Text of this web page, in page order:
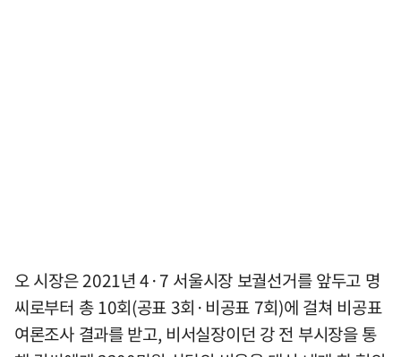
오 시장은 2021년 4·7 서울시장 보궐선거를 앞두고 명
씨로부터 총 10회(공표 3회·비공표 7회)에 걸쳐 비공표
여론조사 결과를 받고, 비서실장이던 강 전 부시장을 통